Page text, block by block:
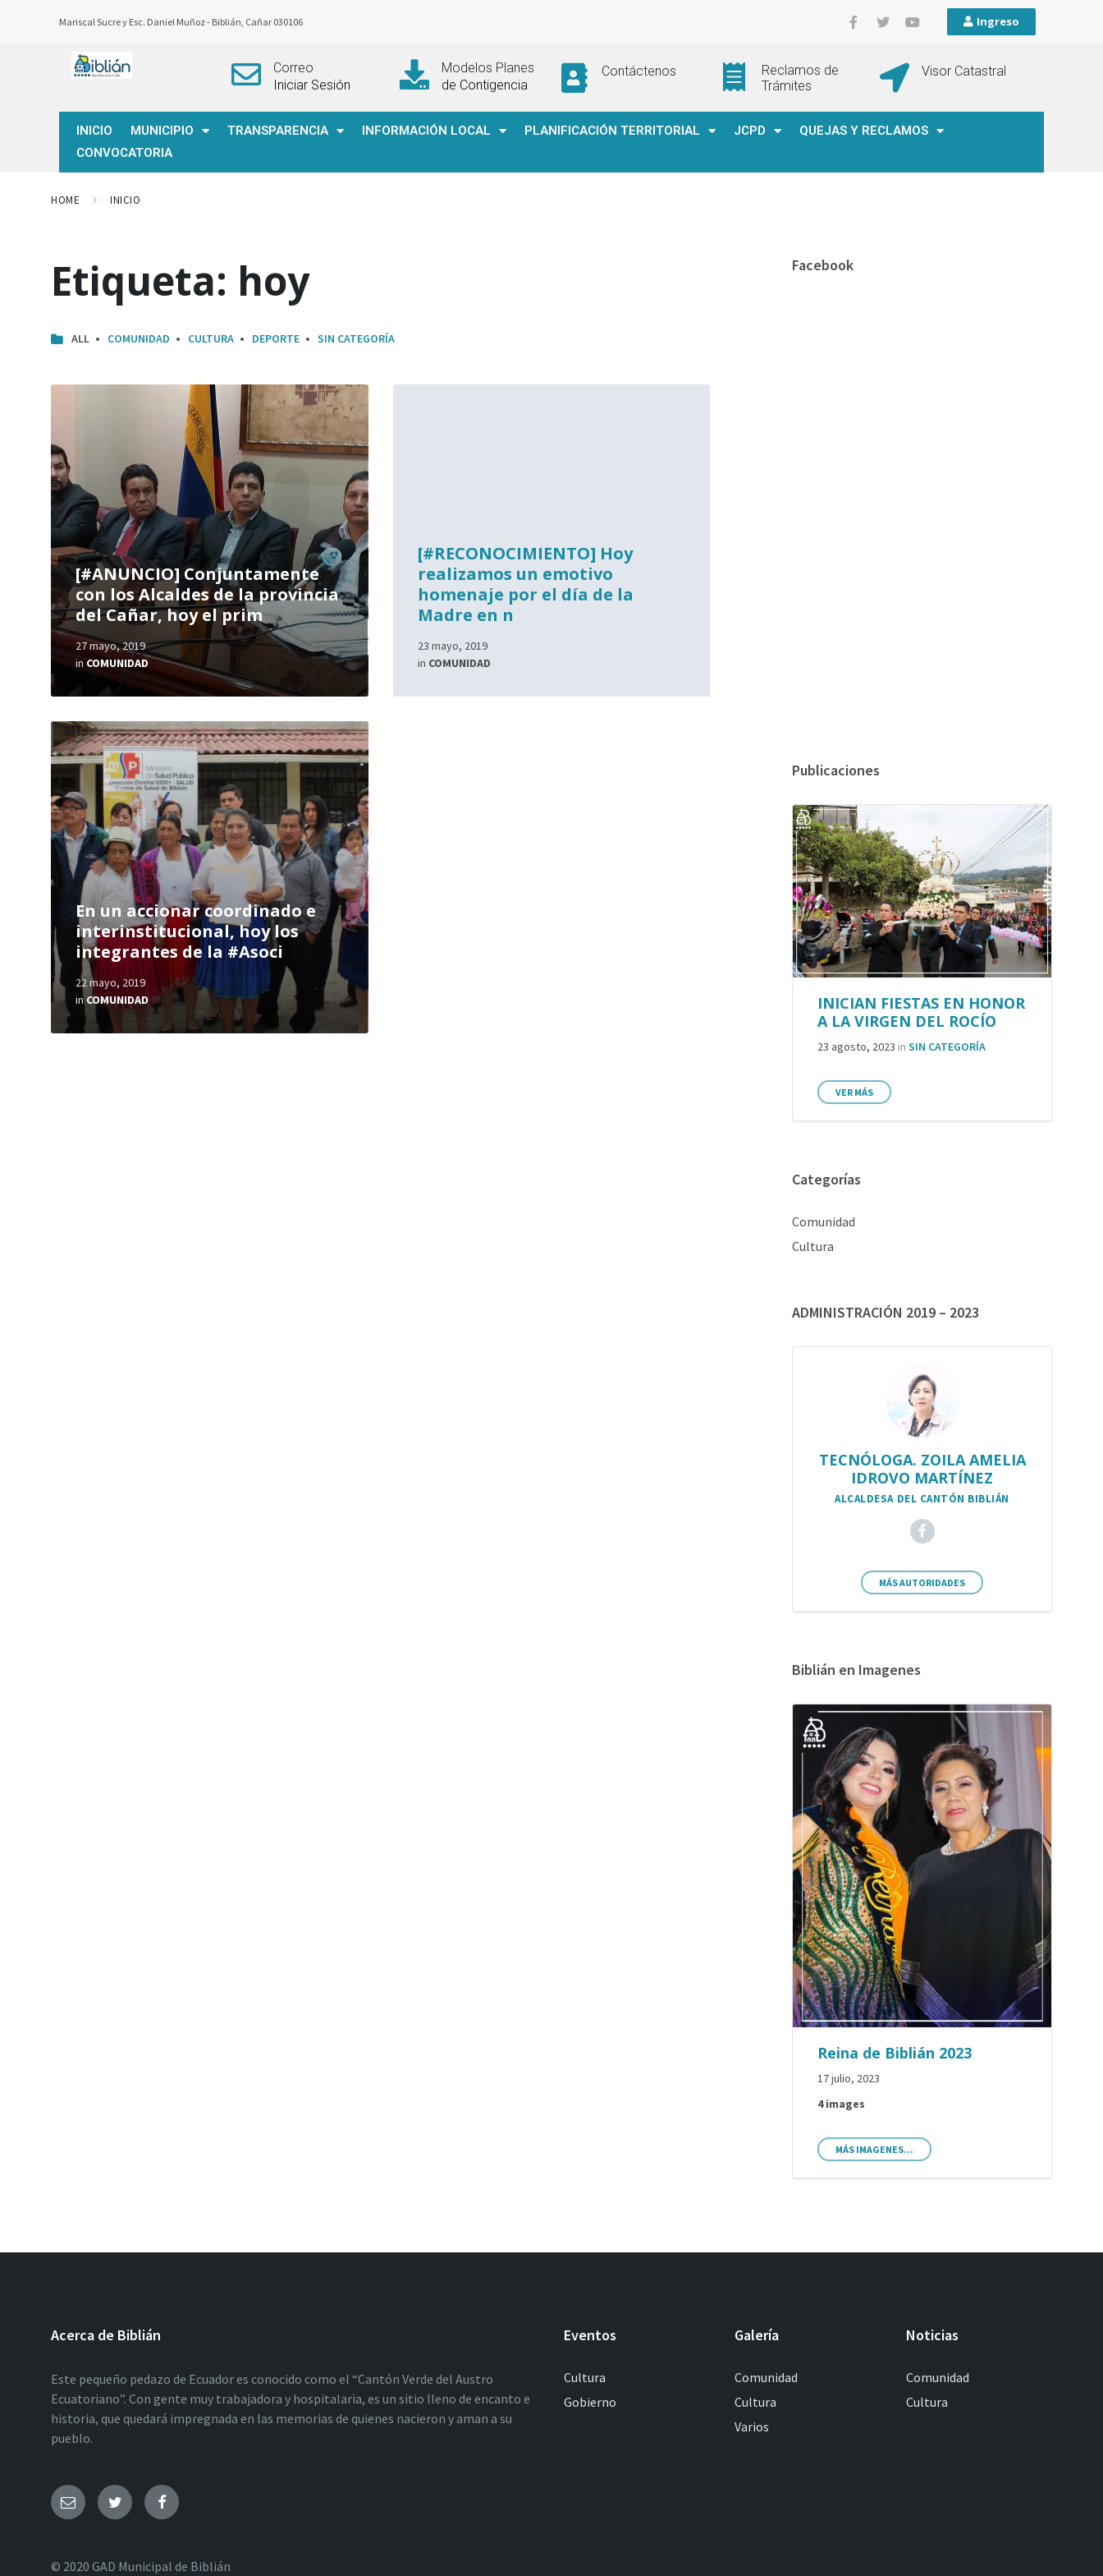
Mariscal Sucre y Esc. Daniel Muñoz - Biblián, Cañar 030106 Ingreso
Correo
Iniciar Sesión
Modelos Planes
de Contigencia
Contáctenos
Reclamos de
Trámites
Visor Catastral
INICIO MUNICIPIO TRANSPARENCIA INFORMACIÓN LOCAL PLANIFICACIÓN TERRITORIAL JCPD
QUEJAS Y RECLAMOS
CONVOCATORIA
HOME INICIO
Etiqueta: hoy
ALL COMUNIDAD CULTURA DEPORTE SIN CATEGORÍA
[#ANUNCIO] Conjuntamente
con los Alcaldes de la provincia
del Cañar, hoy el prim
27 mayo, 2019
in COMUNIDAD
[#RECONOCIMIENTO] Hoy
realizamos un emotivo
homenaje por el día de la
Madre en n
23 mayo, 2019
in COMUNIDAD
En un accionar coordinado e
interinstitucional, hoy los
integrantes de la #Asoci
22 mayo, 2019
inCOMUNIDAD
Facebook
Publicaciones
INICIAN FIESTAS EN HONOR
A LA VIRGEN DEL ROCÍO
23 agosto, 2023 inSIN CATEGORÍA
VER MÁS
Categorías
Comunidad
Cultura
ADMINISTRACIÓN 2019 – 2023
TECNÓLOGA. ZOILA AMELIA
IDROVO MARTÍNEZ
ALCALDESA DEL CANTÓN BIBLIÁN
MÁS AUTORIDADES
Biblián en Imagenes
Reina de Biblián 2023
17 julio, 2023
4 images
MÁS IMAGENES...
Acerca de Biblián
Este pequeño pedazo de Ecuador es conocido como el “Cantón Verde del Austro
Ecuatoriano”. Con gente muy trabajadora y hospitalaria, es un sitio lleno de encanto e
historia, que quedará impregnada en las memorias de quienes nacieron y aman a su
pueblo.
Eventos
Cultura
Gobierno
Galería
Comunidad
Cultura
Varios
Noticias
Comunidad
Cultura
© 2020 GAD Municipal de Biblián